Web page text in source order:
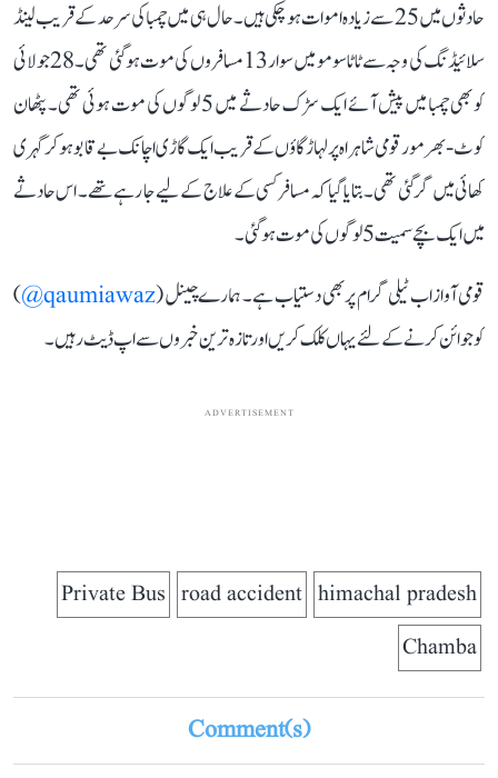
حادثوں میں 25 سے زیادہ اموات ہو چکی ہیں۔ حال ہی میں چمبا کی سرحد کے قریب لینڈ
سلائیڈنگ کی وجہ سے ٹاٹا سومو میں سوار 13 مسافروں کی موت ہو گئی تھی۔ 28جولائی
کو بھی چمبا میں پیش آئے ایک سڑک حادثے میں 5 لوگوں کی موت ہوئی تھی۔ پٹھان
کوٹ-بھرمور قومی شاہراہ پر لہاڑ گاؤں کے قریب ایک گاڑی اچانک بے قابو ہو کر گہری
کھائی میں گر گئی تھی۔ بتایا گیا کہ مسافر کسی کے علاج کے لیے جا رہے تھے۔ اس حادثے
میں ایک بچے سمیت 5 لوگوں کی موت ہو گئی۔
قومی آواز اب ٹیلی گرام پر بھی دستیاب ہے۔ ہمارے چینل (qaumiawaz@
)
کو جوائن کرنے کے لئے یہاں کلک کریں اور تازہ ترین خبروں سے اپ ڈیٹ رہیں۔
ADVERTISEMENT
himachal pradesh
road accident
Private Bus
Chamba
Comment(s)